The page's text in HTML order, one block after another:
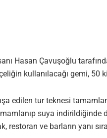
Hasan Çavuşoğlu
kullanılacağı gemi, 50
edilen tur teknesi
suya
restoran ve barların yanı